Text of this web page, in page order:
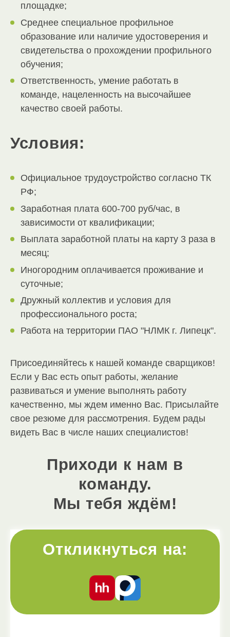
площадке;
Среднее специальное профильное
образование или наличие удостоверения и
свидетельства о прохождении профильного
обучения;
Ответственность, умение работать в
команде, нацеленность на высочайшее
качество своей работы.
Условия:
Официальное трудоустройство согласно ТК
РФ;
Заработная плата 600-700 руб/час, в
зависимости от квалификации;
Выплата заработной платы на карту 3 раза в
месяц;
Иногородним оплачивается проживание и
суточные;
Дружный коллектив и условия для
профессионального роста;
Работа на территории ПАО "НЛМК г. Липецк".
Присоединяйтесь к нашей команде сварщиков!
Если у Вас есть опыт работы, желание
развиваться и умение выполнять работу
качественно, мы ждем именно Вас. Присылайте
свое резюме для рассмотрения. Будем рады
видеть Вас в числе наших специалистов!
Приходи к нам в
команду.
Мы тебя ждём!
Откликнуться на: